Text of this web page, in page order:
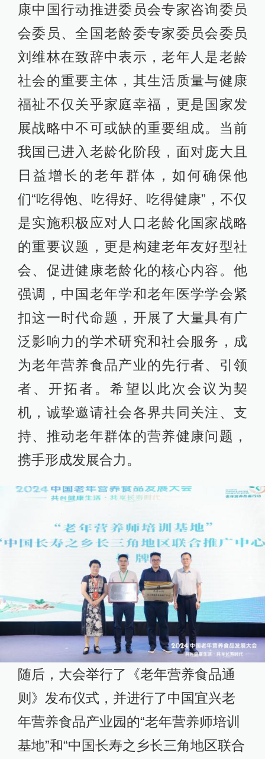
康中国行动推进委员会专家咨询委员
会委员、全国老龄委专家委员会委员
刘维林在致辞中表示，老年人是老龄
社会的重要主体，其生活质量与健康
福祉不仅关乎家庭幸福，更是国家发
展战略中不可或缺的重要组成。当前
我国已进入老龄化阶段，面对庞大且
日益增长的老年群体，如何确保他
们“吃得饱、吃得好、吃得健康”，不仅
是实施积极应对人口老龄化国家战略
的重要议题，更是构建老年友好型社
会、促进健康老龄化的核心内容。他
强调，中国老年学和老年医学学会紧
扣这一时代命题，开展了大量具有广
泛影响力的学术研究和社会服务，成
为老年营养食品产业的先行者、引领
者、开拓者。希望以此次会议为契
机，诚挚邀请社会各界共同关注、支
持、推动老年群体的营养健康问题，
携手形成发展合力。
随后，大会举行了《老年营养食品通
则》发布仪式，并进行了中国宜兴老
年营养食品产业园的“老年营养师培训
基地”和“中国长寿之乡长三角地区联合